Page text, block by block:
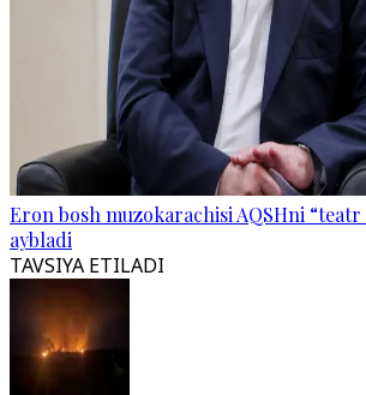
Eron bosh muzokarachisi AQSHni
aybladi
TAVSIYA ETILADI